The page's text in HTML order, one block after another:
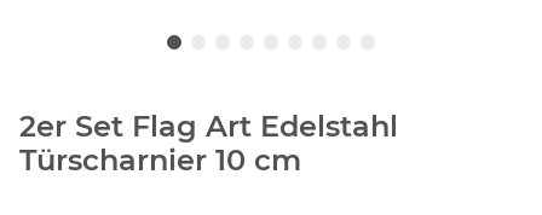
2er Set Flag Art Edelstahl
Türscharnier 10 cm